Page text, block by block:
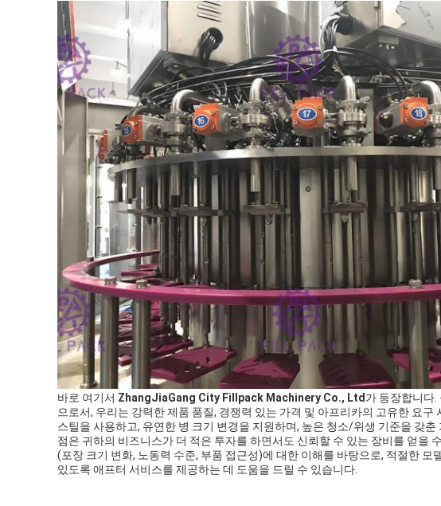
바로 여기서 ZhangJiaGang City Fillpack Machinery Co., Ltd 가 등장합니다
으로서, 우리는 강력한 제품 품질, 경쟁력 있는 가격 및 아프리카의 고유한 요
스틸을 사용하고, 유연한 병 크기 변경을 지원하며, 높은 청소/위생 기준을 갖
점은 귀하의 비즈니스가 더 적은 투자를 하면서도 신뢰할 수 있는 장비를 얻을
(포장 크기 변화, 노동력 수준, 부품 접근성)에 대한 이해를 바탕으로, 적절한
있도록 애프터 서비스를 제공하는 데 도움을 드릴 수 있습니다.